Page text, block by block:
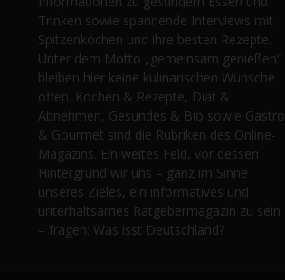
Trinken sowie spannende Interviews mit
Spitzenköchen und ihre besten Rezepte.
Unter dem Motto „gemeinsam genießen“
bleiben hier keine kulinarischen Wünsche
offen. Kochen & Rezepte, Diät &
Abnehmen, Gesundes & Bio sowie Gastro
& Gourmet sind die Rubriken des Online-
Magazins. Ein weites Feld, vor dessen
Hintergrund wir uns – ganz im Sinne
unseres Zieles, ein informatives und
unterhaltsames Ratgebermagazin zu sein
– fragen: Was isst Deutschland?